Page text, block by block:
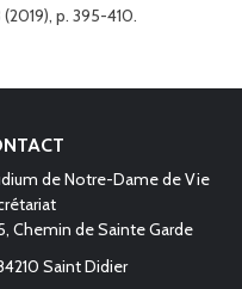
(2019), p. 395-410.
de Notre-Dame de Vie
Chemin de Sainte Garde
Saint Didier